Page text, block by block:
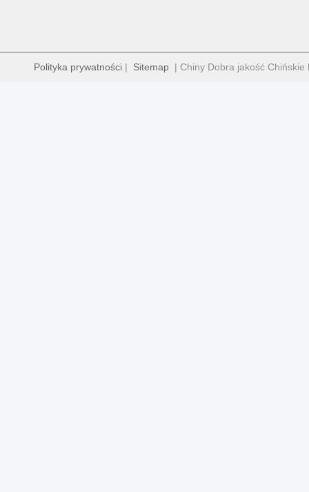
Polityka prywatności | Sitemap | Chiny Dobra jakość